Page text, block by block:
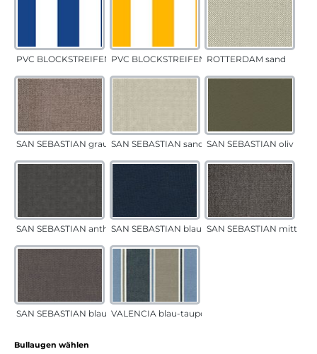
PVC BLOCKSTREIFEN blauPVC BLOCKSTREIFEN gelbROTTERDAM sand
SAN SEBASTIAN grau-sandSAN SEBASTIAN sand SAN SEBASTIAN oliv
SAN SEBASTIAN anthrazitSAN SEBASTIAN blau SAN SEBASTIAN
SAN SEBASTIAN blau-sandVALENCIA blau-taupe
Bullaugen wählen